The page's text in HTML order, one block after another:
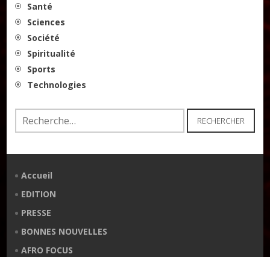
Santé
Sciences
Société
Spiritualité
Sports
Technologies
Rechercher :
Accueil
EDITION
PRESSE
BONNES NOUVELLES
AFRO FOCUS